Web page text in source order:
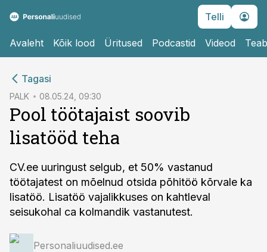
Telli
Avaleht Kõik lood Üritused Podcastid Videod
Tagasi
PALK 08.05.24, 09:30
Pool töötajaist soovib
lisatööd teha
CV.ee uuringust selgub, et 50% vastanud
töötajatest on mõelnud otsida põhitöö kõrvale ka
lisatöö. Lisatöö vajalikkuses on kahtleval
seisukohal ca kolmandik vastanutest.
Personaliuudised.ee